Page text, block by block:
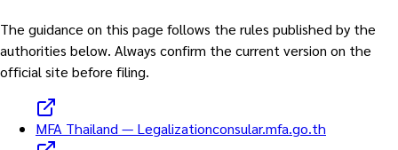
The guidance on this page follows the rules published by the
authorities below. Always confirm the current version on the
official site before filing.
MFA Thailand — Legalizationconsular.mfa.go.th